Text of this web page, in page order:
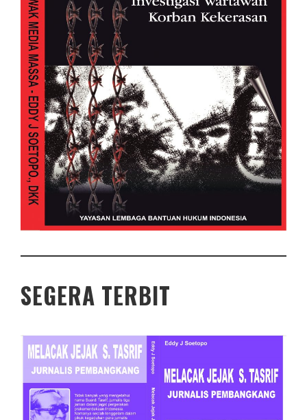
SEGERA TERBIT